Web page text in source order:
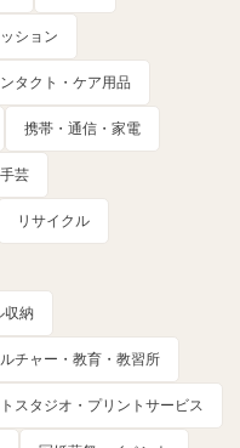
ション
タクト・ケア用品
携帯・通信・家電
芸
リサイクル
収納
チャー・教育・教習所
スタジオ・プリントサービス